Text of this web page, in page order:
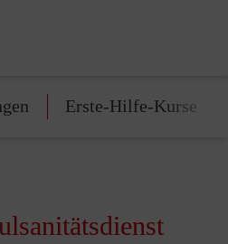
Erste-Hilfe-Kurse